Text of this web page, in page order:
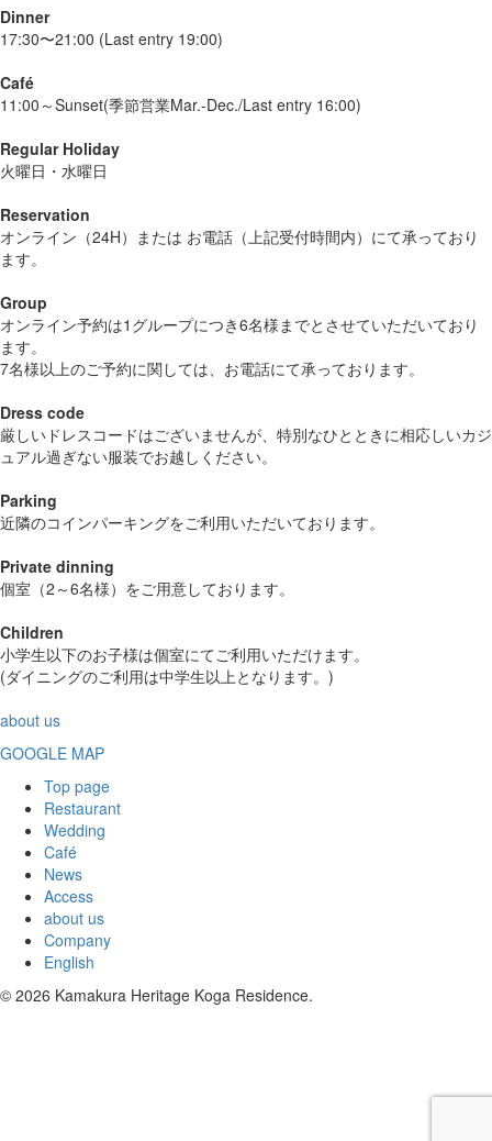
Dinner
17:30〜21:00 (Last entry 19:00)
Café
11:00～Sunset(季節営業Mar.-Dec./Last entry 16:00)
Regular Holiday
火曜日・水曜日
Reservation
オンライン（24H）または お電話（上記受付時間内）にて承っており
ます。
Group
オンライン予約は1グループにつき6名様までとさせていただいており
ます。
7名様以上のご予約に関しては、お電話にて承っております。
Dress code
厳しいドレスコードはございませんが、特別なひとときに相応しいカジ
ュアル過ぎない服装でお越しください。
Parking
近隣のコインパーキングをご利用いただいております。
Private dinning
個室（2～6名様）をご用意しております。
Children
小学生以下のお子様は個室にてご利用いただけます。
(ダイニングのご利用は中学生以上となります。)
about us
GOOGLE MAP
Top page
Restaurant
Wedding
Café
News
Access
about us
Company
English
© 2026 Kamakura Heritage Koga Residence.